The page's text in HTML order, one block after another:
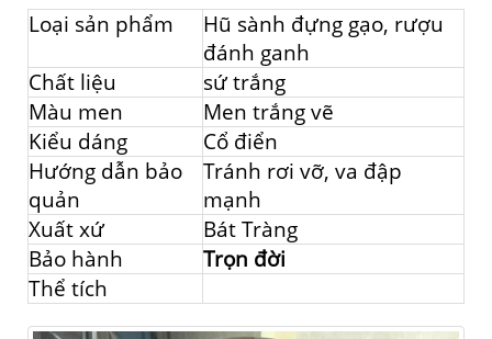
Loại sản phẩm
Hũ sành đựng gạo, rượu
đánh ganh
Chất liệu
sứ trắng
Màu men
Men trắng vẽ
Kiểu dáng
Cổ điển
Hướng dẫn bảo
quản
Tránh rơi vỡ, va đập
mạnh
Xuất xứ
Bát Tràng
Bảo hành
Trọn đời
Thể tích